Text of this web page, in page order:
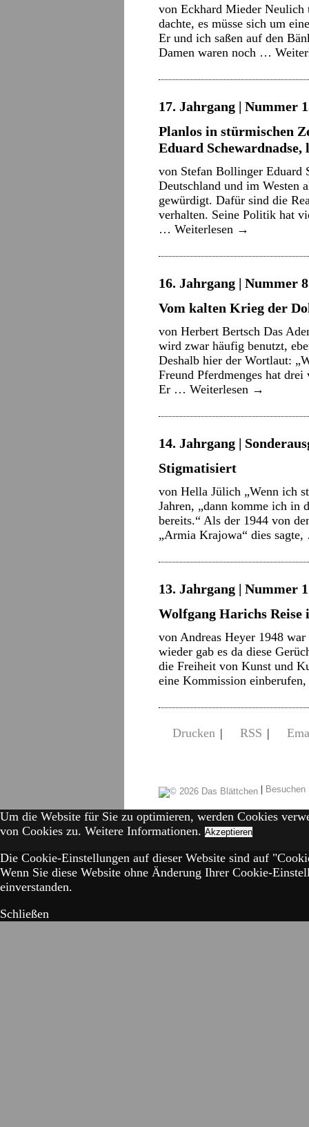
von Eckhard Mieder
dachte, es müsse sich um
Er und ich saßen auf den
Damen waren noch …
17. Jahrgang | Nummer
Planlos in stürmischen
Eduard
von Stefan Bollinger Eduard
Deutschland und im Westen
gewürdigt. Dafür sind die
verhalten. Seine Politik hat
… Weiterlesen →
16. Jahrgang | Nummer
Vom kalten Krieg der
von Herbert Bertsch Das
wird zwar häufig benutzt,
Deshalb hier der Wortlaut:
Freund Pferdmenges hat
Er … Weiterlesen →
14. Jahrgang |
Stigmatisiert
von Hella Jülich „Wenn ich
Jahren, „dann komme ich in
bereits.“ Als der 1944 von
„Armia Krajowa“ dies
13. Jahrgang | Nummer
Wolfgang Harichs Reise
von Andreas Heyer 1948
wieder gab es da diese
die Freiheit von Kunst und
eine Kommission
Drucken | RSS |
|
Um die Website für Sie zu optimieren, werden Cookies
von Cookies zu. Weitere Informationen. Akzeptieren
Die Cookie-Einstellungen auf dieser Website sind auf
Wenn Sie diese Website ohne Änderung Ihrer Cookie-
einverstanden.
Schließen